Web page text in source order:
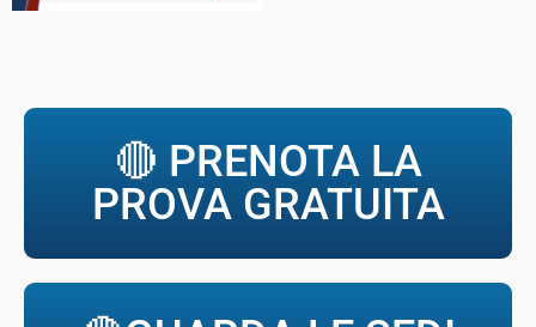
🔴 PRENOTA LA
PROVA GRATUITA